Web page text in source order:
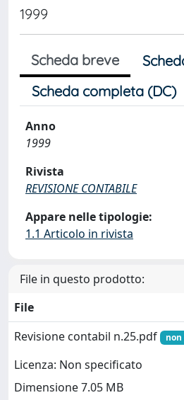
1999
Scheda breve
Scheda completa (DC)
Anno
1999
Rivista
REVISIONE CONTABILE
Appare nelle tipologie:
1.1 Articolo in rivista
File in questo prodotto:
File
Revisione contabil n.25.pdf
Licenza: Non specificato
Dimensione 7.05 MB